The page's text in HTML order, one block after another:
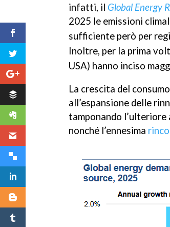
infatti, il Global Energy
2025 le emissioni
sufficiente però per
Inoltre, per la prima
USA) hanno inciso
La crescita del
all’espansione delle
tamponando
nonché l’ennesima
Facebook
Gmail